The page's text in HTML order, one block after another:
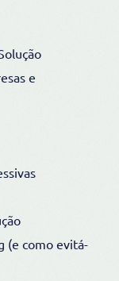
e
(e como evitá-